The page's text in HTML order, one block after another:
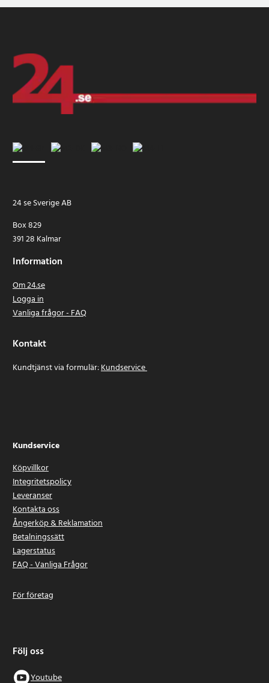
24 se Sverige AB
Box 829
391 28 Kalmar
Information
Om 24.se
Logga in
Vanliga frågor - FAQ
Kontakt
Kundtjänst via formulär:Kundservice
Kundservice
Köpvillkor
Integritetspolicy
Leveranser
Kontakta oss
Ångerköp & Reklamation
Betalningssätt
Lagerstatus
FAQ - Vanliga Frågor
För företag
Följ oss
Youtube